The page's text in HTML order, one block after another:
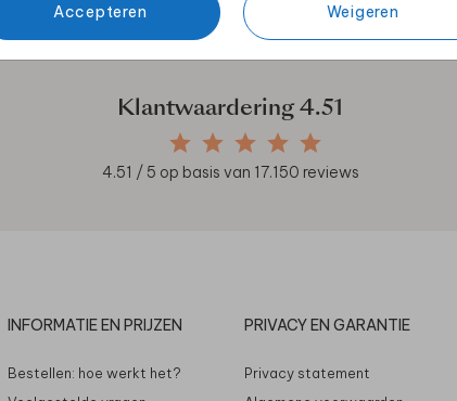
Accepteren Weigeren
Klantwaardering4.51
4.51 / 5 op basis van 17.150 reviews
INFORMATIE EN PRIJZEN
Bestellen: hoe werkt het?
PRIVACY EN GARANTIE
Privacy statement